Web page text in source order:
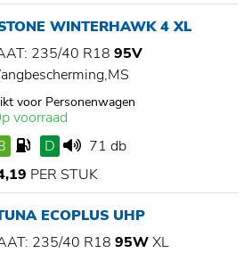
WINTERHAWK 4 XL
235/40 R18 95V
voor Personenwagen
voorraad
D
71 db
PER STUK
ECOPLUS UHP
235/40 R18 95WXL